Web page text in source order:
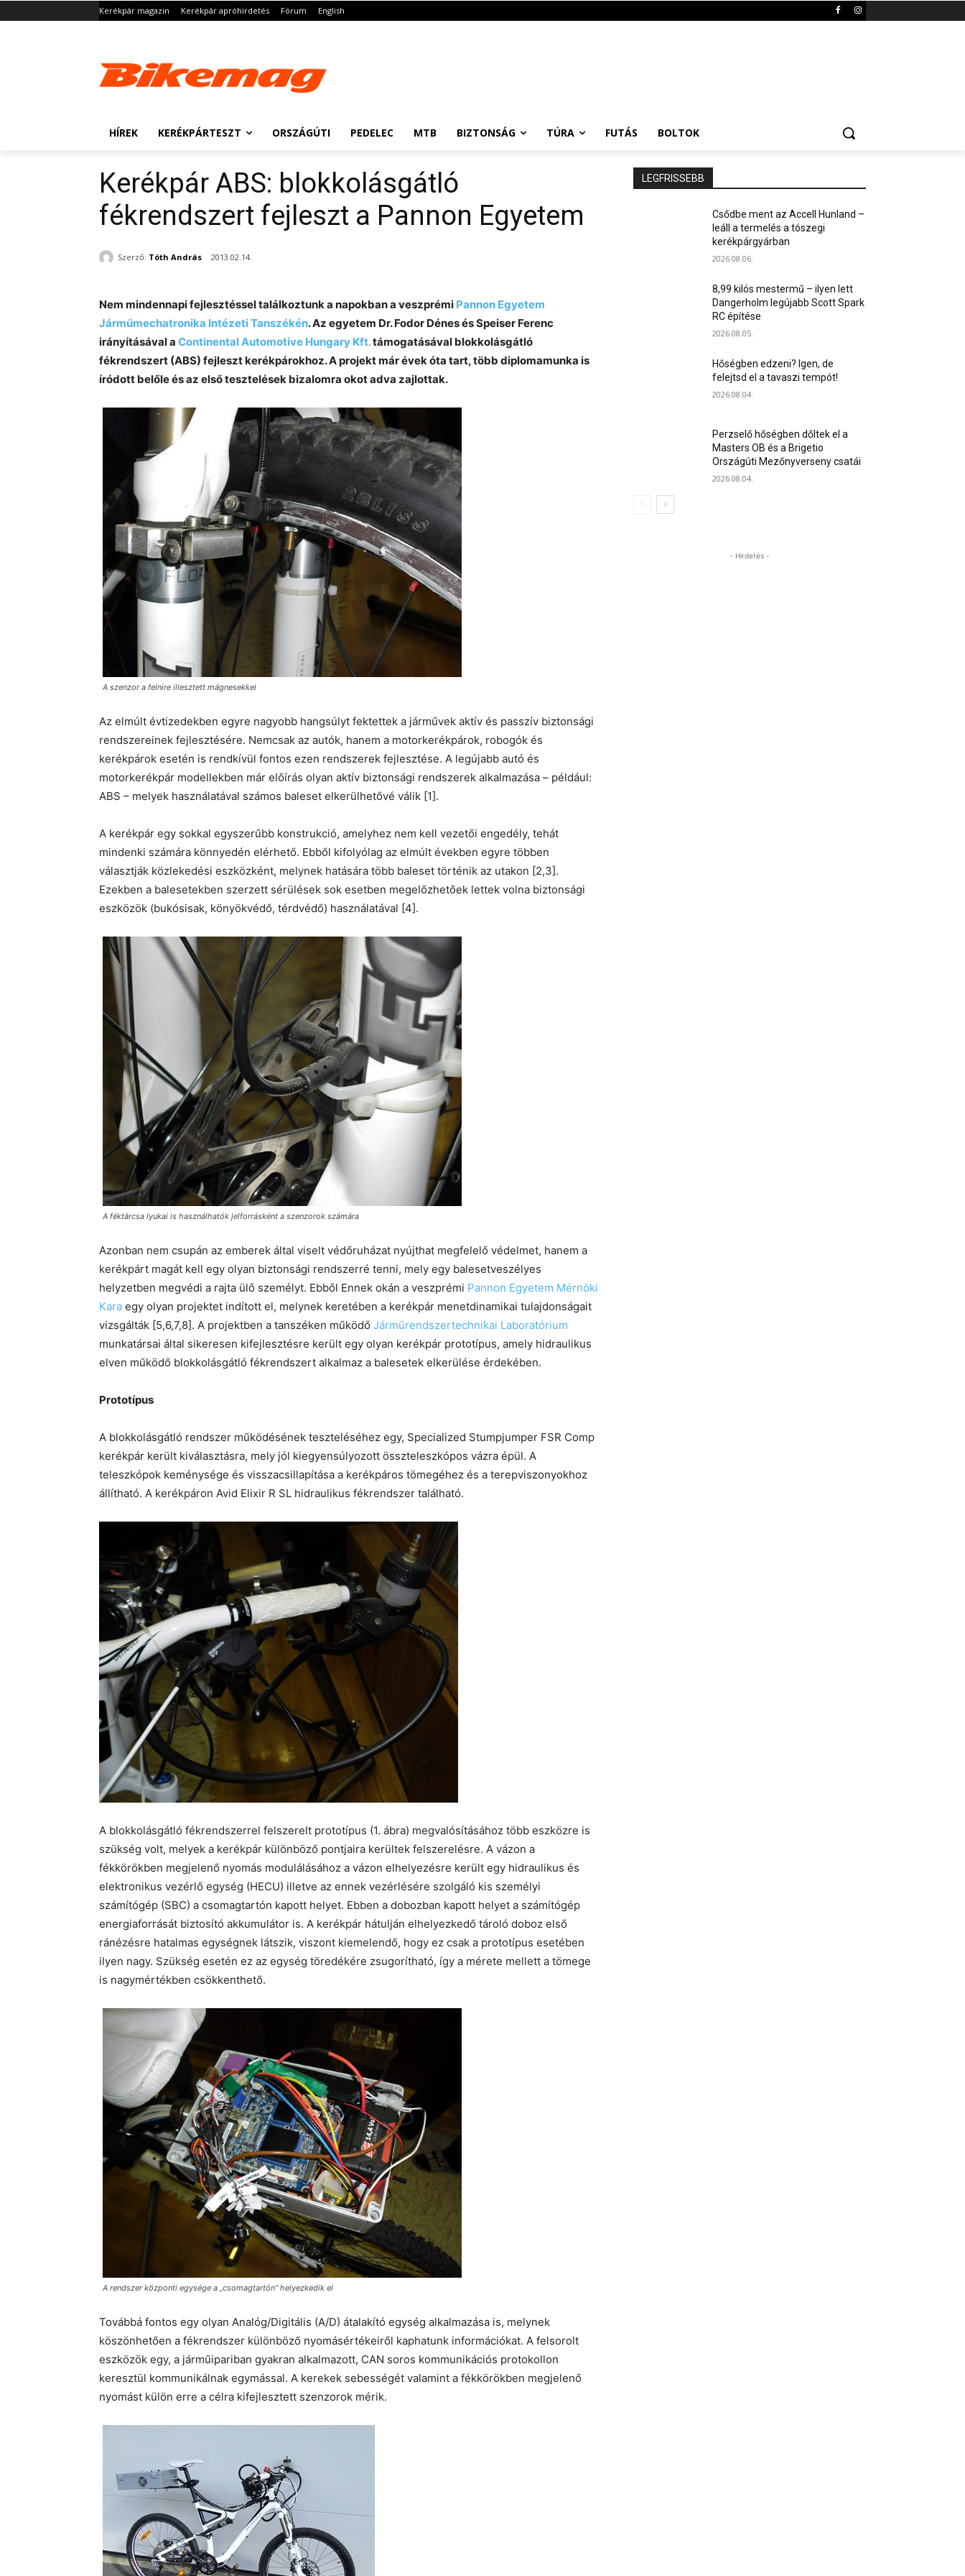
Kerékpár magazin Kerékpár apróhirdetés Fórum English
HÍREK KERÉKPÁRTESZT ORSZÁGÚTI PEDELEC MTB BIZTONSÁG TÚRA FUTÁS BOLTOK
Kerékpár ABS: blokkolásgátló
fékrendszert fejleszt a Pannon Egyetem
Szerző: Tóth András 2013.02.14.
Nem mindennapi fejlesztéssel találkoztunk a napokban a veszprémi Pannon Egyetem
Járműmechatronika Intézeti Tanszékén. Az egyetem Dr. Fodor Dénes és Speiser Ferenc
irányításával a Continental Automotive Hungary Kft.támogatásával blokkolásgátló
fékrendszert (ABS) fejleszt kerékpárokhoz. A projekt már évek óta tart, több diplomamunka is
íródott belőle és az első tesztelések bizalomra okot adva zajlottak.
A szenzor a felnire illesztett mágnesekkel
Az elmúlt évtizedekben egyre nagyobb hangsúlyt fektettek a járművek aktív és passzív biztonsági
rendszereinek fejlesztésére. Nemcsak az autók, hanem a motorkerékpárok, robogók és
kerékpárok esetén is rendkívül fontos ezen rendszerek fejlesztése. A legújabb autó és
motorkerékpár modellekben már előírás olyan aktív biztonsági rendszerek alkalmazása – például:
ABS – melyek használatával számos baleset elkerülhetővé válik [1].
A kerékpár egy sokkal egyszerűbb konstrukció, amelyhez nem kell vezetői engedély, tehát
mindenki számára könnyedén elérhető. Ebből kifolyólag az elmúlt években egyre többen
választják közlekedési eszközként, melynek hatására több baleset történik az utakon [2,3].
Ezekben a balesetekben szerzett sérülések sok esetben megelőzhetőek lettek volna biztonsági
eszközök (bukósisak, könyökvédő, térdvédő) használatával [4].
A féktárcsa lyukai is használhatók jelforrásként a szenzorok számára
Azonban nem csupán az emberek által viselt védőruházat nyújthat megfelelő védelmet, hanem a
kerékpárt magát kell egy olyan biztonsági rendszerré tenni, mely egy balesetveszélyes
helyzetben megvédi a rajta ülő személyt. Ebből Ennek okán a veszprémi Pannon Egyetem Mérnöki
Kara egy olyan projektet indított el, melynek keretében a kerékpár menetdinamikai tulajdonságait
vizsgálták [5,6,7,8]. A projektben a tanszéken működő Járműrendszertechnikai Laboratórium
munkatársai által sikeresen kifejlesztésre került egy olyan kerékpár prototípus, amely hidraulikus
elven működő blokkolásgátló fékrendszert alkalmaz a balesetek elkerülése érdekében.
Prototípus
A blokkolásgátló rendszer működésének teszteléséhez egy, Specialized Stumpjumper FSR Comp
kerékpár került kiválasztásra, mely jól kiegyensúlyozott összteleszkópos vázra épül. A
teleszkópok keménysége és visszacsillapítása a kerékpáros tömegéhez és a terepviszonyokhoz
állítható. A kerékpáron Avid Elixir R SL hidraulikus fékrendszer található.
A blokkolásgátló fékrendszerrel felszerelt prototípus (1. ábra) megvalósításához több eszközre is
szükség volt, melyek a kerékpár különböző pontjaira kerültek felszerelésre. A vázon a
fékkörökben megjelenő nyomás modulálásához a vázon elhelyezésre került egy hidraulikus és
elektronikus vezérlő egység (HECU) illetve az ennek vezérlésére szolgáló kis személyi
számítógép (SBC) a csomagtartón kapott helyet. Ebben a dobozban kapott helyet a számítógép
energiaforrását biztosító akkumulátor is. A kerékpár hátulján elhelyezkedő tároló doboz első
ránézésre hatalmas egységnek látszik, viszont kiemelendő, hogy ez csak a prototípus esetében
ilyen nagy. Szükség esetén ez az egység töredékére zsugorítható, így a mérete mellett a tömege
is nagymértékben csökkenthető.
A rendszer központi egysége a „csomagtartón” helyezkedik el
Továbbá fontos egy olyan Analóg/Digitális (A/D) átalakító egység alkalmazása is, melynek
köszönhetően a fékrendszer különböző nyomásértékeiről kaphatunk információkat. A felsorolt
eszközök egy, a járműipariban gyakran alkalmazott, CAN soros kommunikációs protokollon
keresztül kommunikálnak egymással. A kerekek sebességét valamint a fékkörökben megjelenő
nyomást külön erre a célra kifejlesztett szenzorok mérik.
LEGFRISSEBB
Csődbe ment az Accell Hunland –
leáll a termelés a tószegi
kerékpárgyárban
2026.08.06.
8,99 kilós mestermű – ilyen lett
Dangerholm legújabb Scott Spark
RC építése
2026.08.05.
Hőségben edzeni? Igen, de
felejtsd el a tavaszi tempót!
2026.08.04.
Perzselő hőségben dőltek el a
Masters OB és a Brigetio
Országúti Mezőnyverseny csatái
2026.08.04.
- Hirdetés -